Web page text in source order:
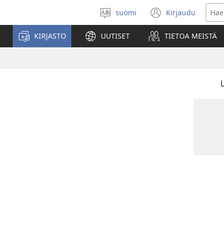
Valitse
kieli
suomi Kirjaudu
(avaa
uuden
ikkunan)
KIRJASTO UUTISET TIETOA MEISTÄ